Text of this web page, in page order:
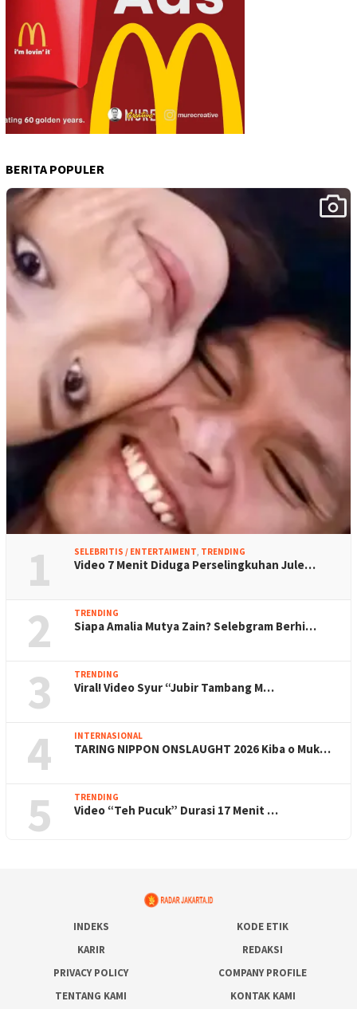
BERITA POPULER
1 SELEBRITIS / ENTERTAIMENT, TRENDING
Video 7 Menit Diduga Perselingkuhan Jule…
2 TRENDING
Siapa Amalia Mutya Zain? Selebgram Berhi…
3 TRENDING
Viral! Video Syur “Jubir Tambang M…
4 INTERNASIONAL
TARING NIPPON ONSLAUGHT 2026 Kiba o Muk…
5 TRENDING
Video “Teh Pucuk” Durasi 17 Menit …
INDEKS
KODE ETIK
KARIR
REDAKSI
PRIVACY POLICY
COMPANY PROFILE
TENTANG KAMI
KONTAK KAMI